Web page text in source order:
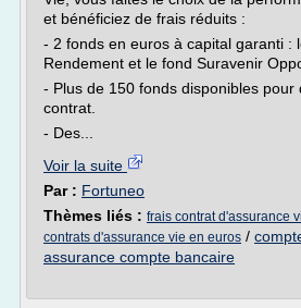
et bénéficiez de frais réduits :
- 2 fonds en euros à capital garanti :
Rendement et le fond Suravenir
- Plus de 150 fonds disponibles pour
contrat.
- Des...
Voir la suite
Par : Fortuneo
Thèmes liés : frais contrat d'assurance
contrats d'assurance vie en euros /
assurance compte bancaire